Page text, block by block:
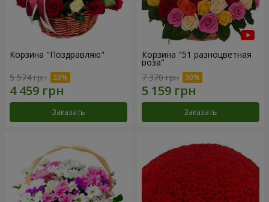
Корзина "Поздравляю"
5 574 грн
Заказать
Корзина "51 разноцветная
роза"
7 370 грн
Заказать